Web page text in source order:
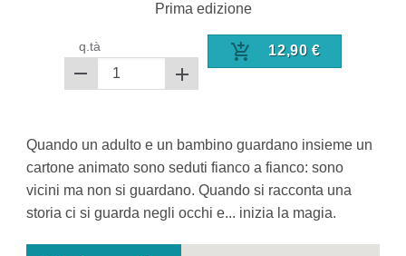
Prima edizione
q.tà 12,90 €
Quando un adulto e un bambino guardano insieme un
cartone animato sono seduti fianco a fianco: sono
vicini ma non si guardano. Quando si racconta una
storia ci si guarda negli occhi e... inizia la magia.